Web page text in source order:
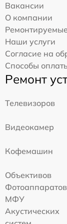
Вакансии
О компании
Наши услуги
Согласие на
Способы
Ремонт
Телевизоров
Видеокамер
Кофемашин
Объективов
Фотоаппаратов
МФУ
Акустических